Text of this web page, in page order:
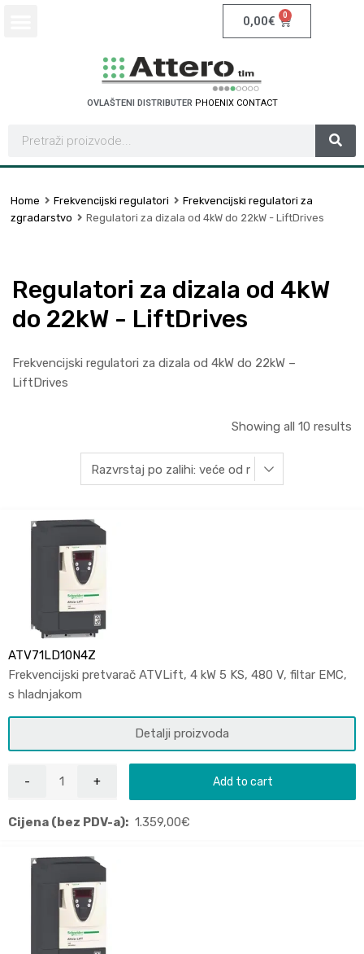
0,00€ 0
OVLAŠTENI DISTRIBUTER PHOENIX CONTACT
Home Frekvencijski regulatori
Frekvencijski regulatori za
zgradarstvo
Regulatori za dizala od 4kW do 22kW - LiftDrives
Regulatori za dizala od 4kW
do 22kW - LiftDrives
Frekvencijski regulatori za dizala od 4kW do 22kW –
LiftDrives
Showing all 10 results
ATV71LD10N4Z
Frekvencijski pretvarač ATVLift, 4 kW 5 KS, 480 V, filtar EMC,
s hladnjakom
Detalji proizvoda
Add to cart
Cijena (bez PDV-a): 1.359,00€